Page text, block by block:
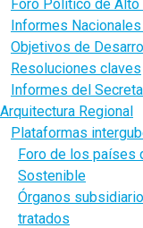
Foro Político de Alto
Informes
Objetivos de
Resoluciones claves
Informes del
Arquitectura Regional
Plataformas
Foro de los países
Sostenible
Órganos
tratados